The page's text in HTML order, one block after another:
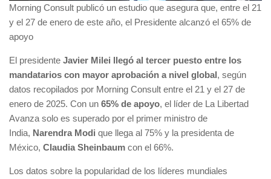
Morning Consult publicó un estudio que asegura que, entre el 21
y el 27 de enero de este año, el Presidente alcanzó el 65% de
apoyo
El presidente Javier Milei llegó al tercer puesto entre los
mandatarios con mayor aprobación a nivel global, según
datos recopilados por Morning Consult entre el 21 y el 27 de
enero de 2025. Con un 65% de apoyo, el líder de La Libertad
Avanza solo es superado por el primer ministro de
India, Narendra Modi que llega al 75% y la presidenta de
México, Claudia Sheinbaum con el 66%.
Los datos sobre la popularidad de los líderes mundiales